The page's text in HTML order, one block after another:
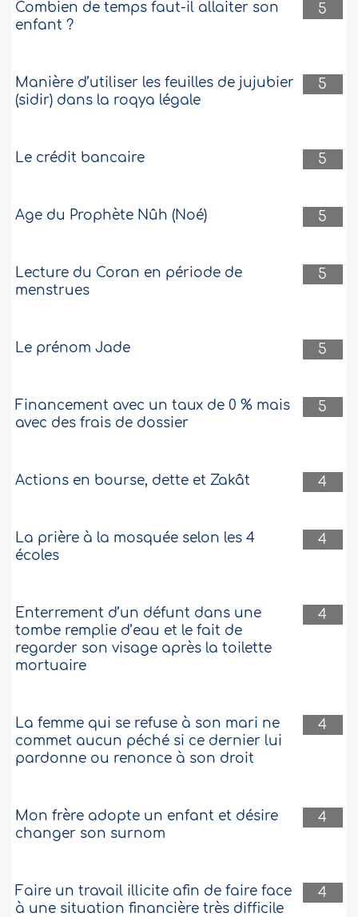
5
Combien de temps faut-il allaiter son
enfant ?
5
Manière d’utiliser les feuilles de jujubier
(sidir) dans la roqya légale
5
Le crédit bancaire
5
Age du Prophète Nûh (Noé)
5
Lecture du Coran en période de
menstrues
5
Le prénom Jade
5
Financement avec un taux de 0 % mais
avec des frais de dossier
4
Actions en bourse, dette et Zakât
4
La prière à la mosquée selon les 4
écoles
4
Enterrement d’un défunt dans une
tombe remplie d’eau et le fait de
regarder son visage après la toilette
mortuaire
4
La femme qui se refuse à son mari ne
commet aucun péché si ce dernier lui
pardonne ou renonce à son droit
4
Mon frère adopte un enfant et désire
changer son surnom
4
Faire un travail illicite afin de faire face
à une situation financière très difficile